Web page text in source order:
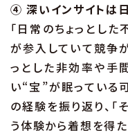
④ 深いインサイトは
「日常のちょっとした
が参入していて競争
っとした非効率や手
い“宝”が眠っている
の経験を振り返り、「
う体験から着想を得